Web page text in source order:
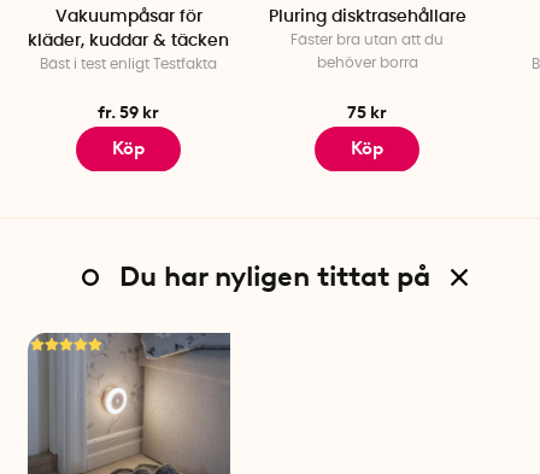
Vakuumpåsar för
kläder, kuddar & täcken
Bäst i test enligt Testfakta
fr. 59 kr
Köp
Pluring disktrasehållare
Fäster bra utan att du
behöver borra
75 kr
Köp
Du har nyligen tittat på